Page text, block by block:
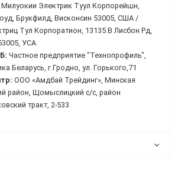
Милуокии Электрик Туул Корпорейшн,
Брукфилд, Висконсин 53005, США /
Тул Корпоратион, 13135 В Лисбон Рд,
УСА
Частное предприятие "Технопрофиль",
Беларусь, г.Гродно, ул. Горького,71
ООО «Амдбай Трейдинг», Минская
район, Щомыслицкий с/с, район
тракт, 2-533